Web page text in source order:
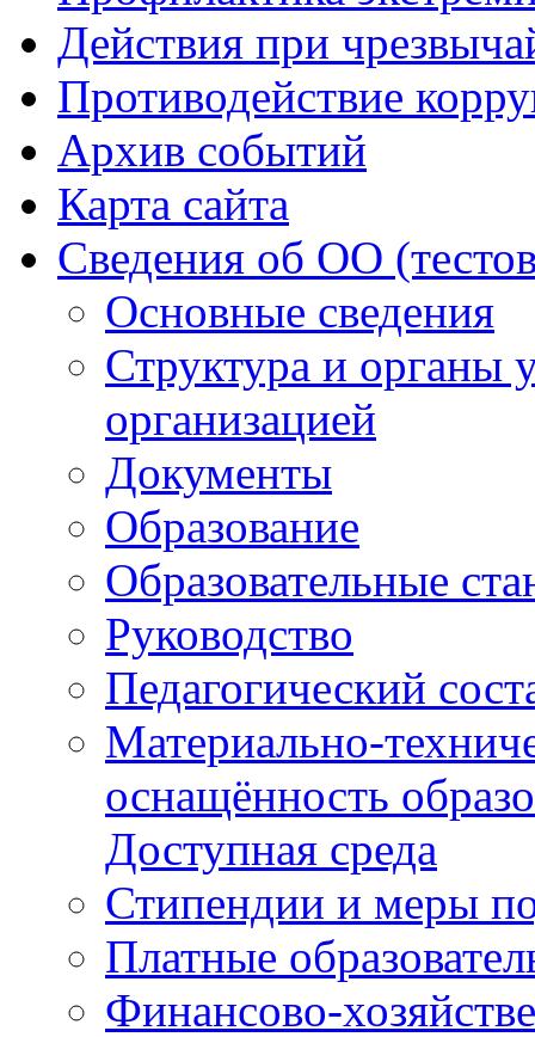
Действия при
Противодействие
Архив событий
Карта сайта
Сведения об ОО
Основные сведения
Структура и органы
организацией
Документы
Образование
Образовательные
Руководство
Педагогический
Материально-
оснащённость
Доступная среда
Стипендии и меры
Платные
Финансово-